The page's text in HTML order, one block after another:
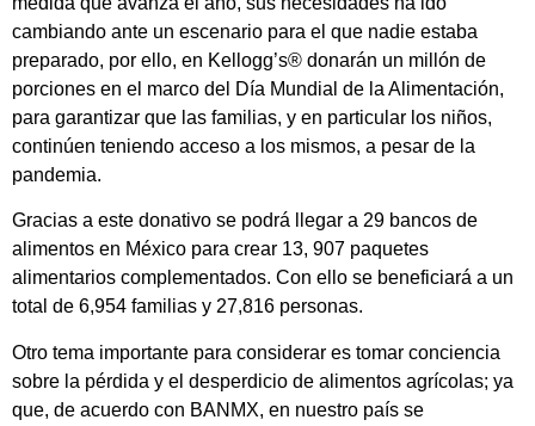
cambiando ante un escenario para el que nadie estaba
preparado, por ello, en Kellogg’s® donarán un millón de
porciones en el marco del Día Mundial de la Alimentación,
para garantizar que las familias, y en particular los niños,
continúen teniendo acceso a los mismos, a pesar de la
pandemia.
Gracias a este donativo se podrá llegar a 29 bancos de
alimentos en México para crear 13, 907 paquetes
alimentarios complementados. Con ello se beneficiará a un
total de 6,954 familias y 27,816 personas.
Otro tema importante para considerar es tomar conciencia
sobre la pérdida y el desperdicio de alimentos agrícolas; ya
que, de acuerdo con BANMX, en nuestro país se